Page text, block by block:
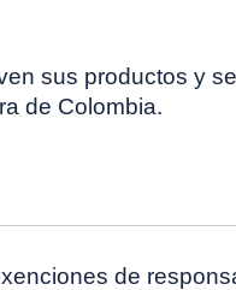
sus productos y
de Colombia.
de